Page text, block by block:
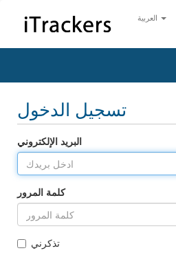
تسجيل الدخول
البريد الإلكتروني
كلمة المرور
تذكرني